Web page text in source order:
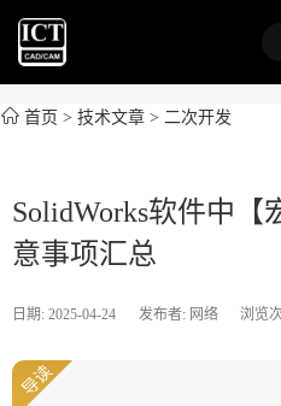
首页 > 技术文章 > 二次开发
SolidWorks软件中【
意事项汇总
日期: 2025-04-24 发布者: 网络 浏览
导读